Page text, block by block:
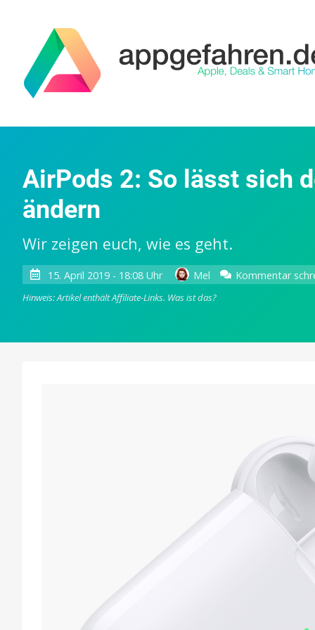
AirPods 2: So lässt sich
ändern
Wir zeigen euch, wie es geht.
15. April 2019 - 18:08 Uhr Mel Kommentar
Hinweis: Artikel enthält Affiliate-Links. Was ist das?